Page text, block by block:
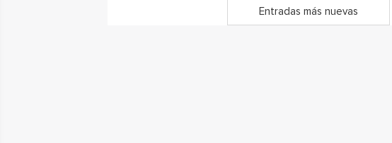
Entradas más nuevas